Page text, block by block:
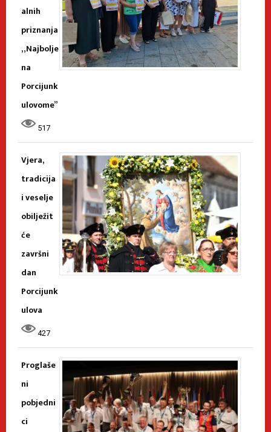
alnih
priznanja
„Najbolje
na
Porcijunk
ulovome”
517
Vjera,
tradicija
i veselje
obilježit
će
završni
dan
Porcijunk
ulova
427
Proglaše
ni
pobjedni
ci